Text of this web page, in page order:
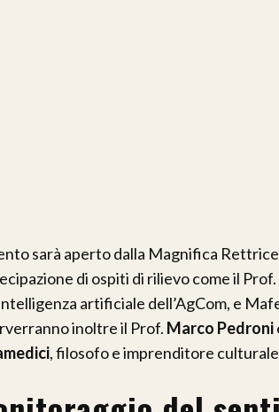
sarà aperto dalla Magnifica
di ospiti di rilievo come il Prof.
artificiale dell’AgCom, e
inoltre il Prof. Marco Pedroni
, filosofo e imprenditore